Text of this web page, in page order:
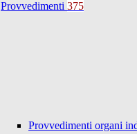
Provvedimenti 375
Provvedimenti organi